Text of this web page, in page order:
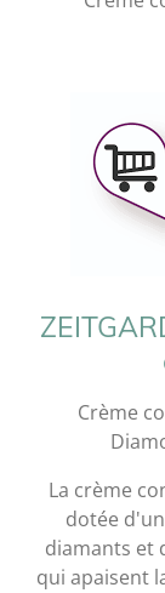
Crème
La crème
dotée
diamants et
qui apaisent